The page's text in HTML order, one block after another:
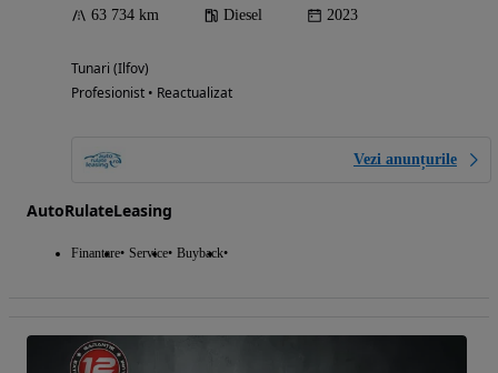
63 734 km Diesel 2023
Tunari (Ilfov)
Profesionist • Reactualizat
Vezi anunțurile
AutoRulateLeasing
Finantare Service Buyback